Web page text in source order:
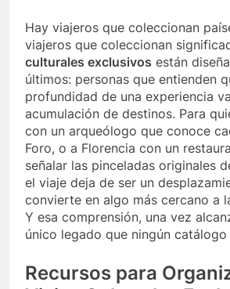
Hay viajeros que coleccionan
viajeros que coleccionan
culturales exclusivos están
últimos: personas que entienden
profundidad de una experiencia
acumulación de destinos. Para
con un arqueólogo que conoce
Foro, o a Florencia con un
señalar las pinceladas originales
el viaje deja de ser un
convierte en algo más cercano a
Y esa comprensión, una vez
único legado que ningún catálogo
Recursos para